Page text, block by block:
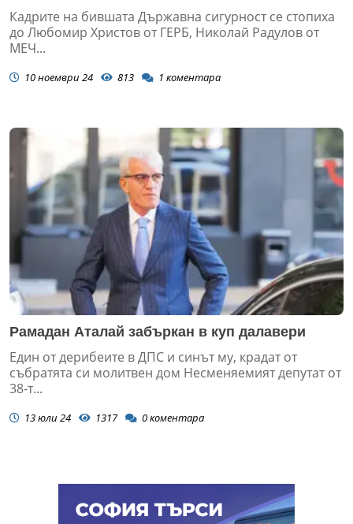
Кадрите на бившата Държавна сигурност се стопиха
до Любомир Христов от ГЕРБ, Николай Радулов от
МЕЧ...
10 ноември 24 813 1 коментара
Рамадан Аталай забъркан в куп далавери
Един от дерибеите в ДПС и синът му, крадат от
събратята си молитвен дом Несменяемият депутат от
38-т...
13 юли 24 1317 0коментара